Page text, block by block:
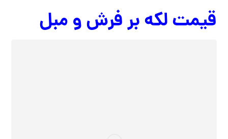
قیمت لکه بر فرش و مبل